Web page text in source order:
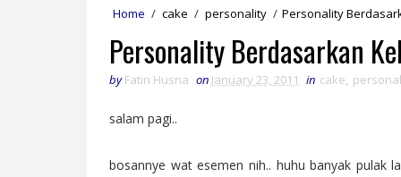
Home / cake / personality / Personality
Personality Berdasarkan
by Fatin Husna on January 23, 2011 in cake,
salam pagi..
bosannye wat esemen nih.. huhu banyak pulak